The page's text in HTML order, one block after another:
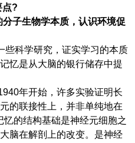
点?
子生物学本质，认识环境促
些科学研究，证实学习的本质
忆是从大脑的银行储存中提
年开始，许多实验证明长
的联接性上，并非单纯地在
忆的结构基础是神经元细胞之
脑在解剖上的改变。是神经